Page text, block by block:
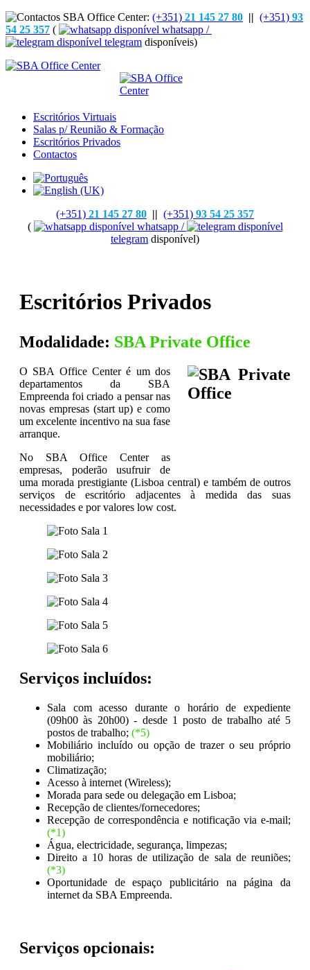
(+351) 21 145 27 80 || (+351) 93
54 25 357 (
whatsapp /
telegram disponíveis)
Escritórios Virtuais
Salas p/ Reunião & Formação
Escritórios Privados
Contactos
(+351) 21 145 27 80 || (+351) 93 54 25 357
(
whatsapp /
telegram disponível)
Escritórios Privados
Modalidade: SBA Private Office
O SBA Office Center é um dos
departamentos da SBA
Empreenda foi criado a pensar nas
novas empresas (start up) e como
um excelente incentivo na sua fase
arranque.
No SBA Office Center as
empresas, poderão usufruir de
uma morada prestigiante (Lisboa central) e também de outros
serviços de escritório adjacentes à medida das suas
necessidades e por valores low cost.
Serviços incluídos:
Sala com acesso durante o horário de expediente
(09h00 às 20h00) - desde 1 posto de trabalho até 5
postos de trabalho; (*5)
Mobiliário incluído ou opção de trazer o seu próprio
mobiliário;
Climatização;
Acesso à internet (Wireless);
Morada para sede ou delegação em Lisboa;
Recepção de clientes/fornecedores;
Recepção de correspondência e notificação via e-mail;
(*1)
Água, electricidade, segurança, limpezas;
Direito a 10 horas de utilização de sala de reuniões;
(*3)
Oportunidade de espaço publicitário na página da
internet da SBA Empreenda.
Serviços opcionais: